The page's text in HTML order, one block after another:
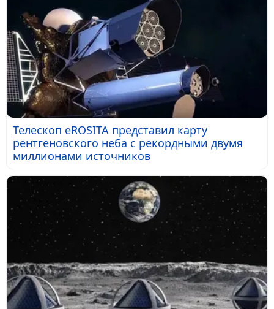
Телескоп eROSITA представил карту
рентгеновского неба с рекордными двумя
миллионами источников